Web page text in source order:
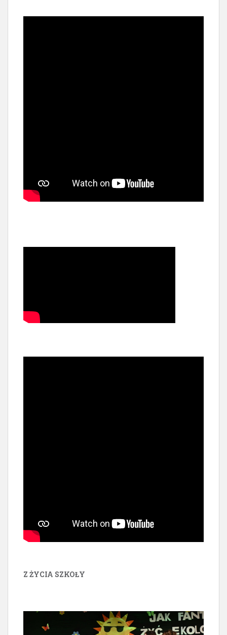
Z ŻYCIA SZKOŁY